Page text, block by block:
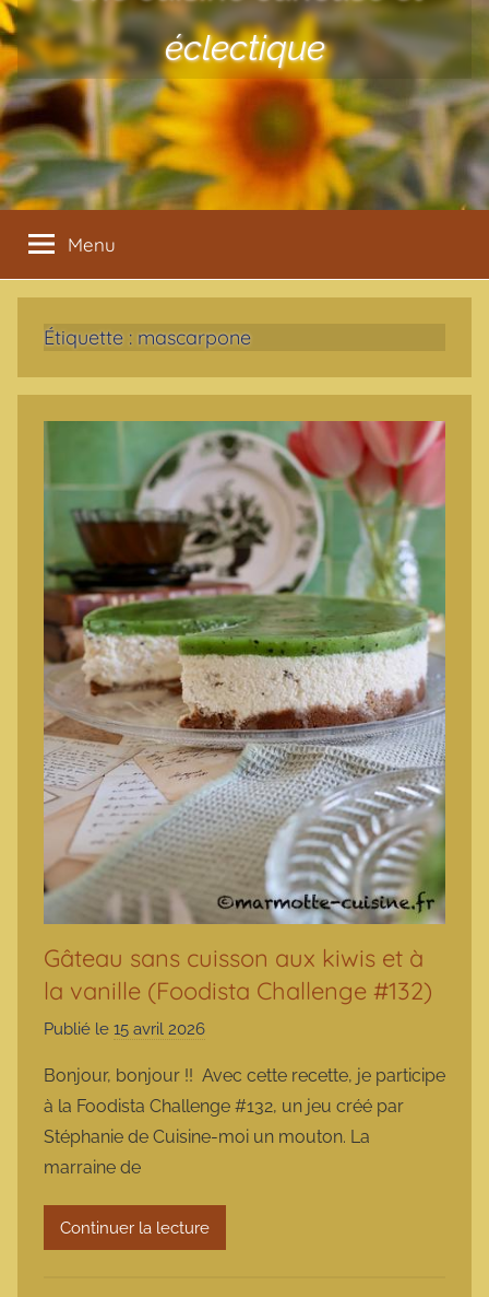
éclectique
Menu
Étiquette : mascarpone
Gâteau sans cuisson aux kiwis et à
la vanille (Foodista Challenge #132)
Publié le 15 avril 2026
m
a
o
t
Bonjour, bonjour !! Avec cette recette, je participe
à la Foodista Challenge #132, un jeu créé par
Stéphanie de Cuisine-moi un mouton. La
marraine de
Continuer la lecture